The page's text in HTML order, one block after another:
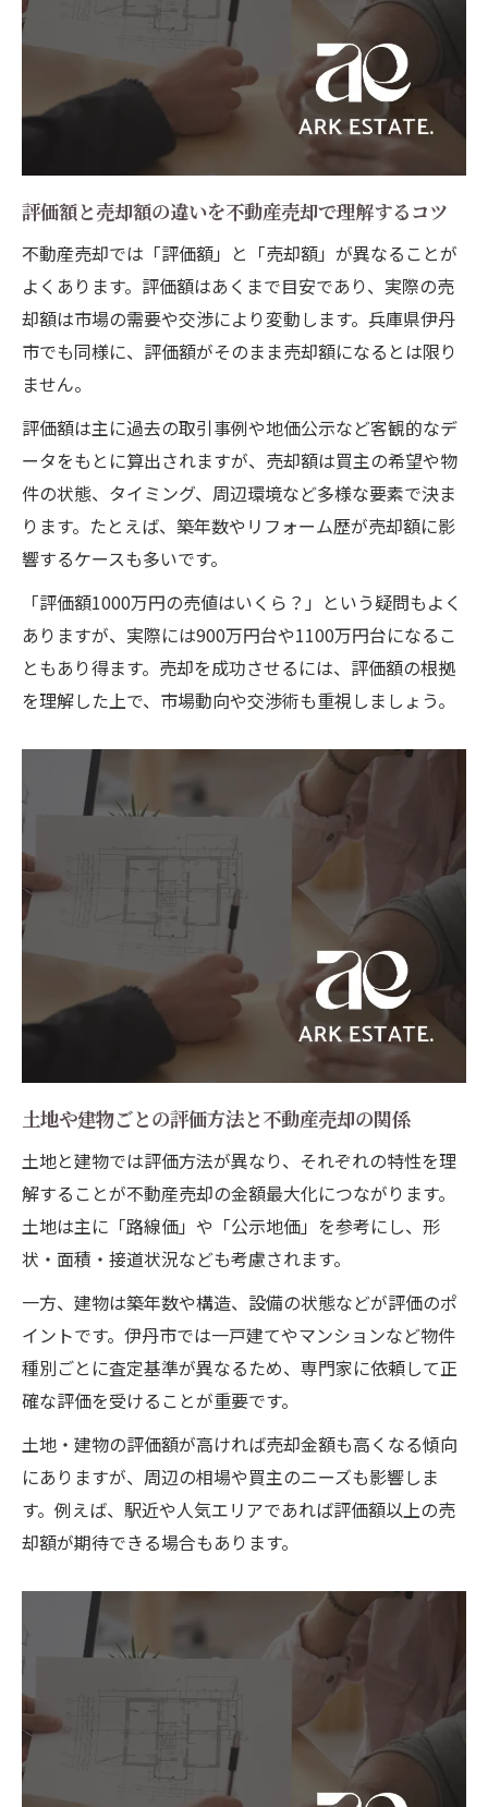
評価額と売却額の違いを不動産売却で理解するコツ
不動産売却では「評価額」と「売却額」が異なることが
よくあります。評価額はあくまで目安であり、実際の売
却額は市場の需要や交渉により変動します。兵庫県伊丹
市でも同様に、評価額がそのまま売却額になるとは限り
ません。
評価額は主に過去の取引事例や地価公示など客観的なデ
ータをもとに算出されますが、売却額は買主の希望や物
件の状態、タイミング、周辺環境など多様な要素で決ま
ります。たとえば、築年数やリフォーム歴が売却額に影
響するケースも多いです。
「評価額1000万円の売値はいくら？」という疑問もよく
ありますが、実際には900万円台や1100万円台になるこ
ともあり得ます。売却を成功させるには、評価額の根拠
を理解した上で、市場動向や交渉術も重視しましょう。
土地や建物ごとの評価方法と不動産売却の関係
土地と建物では評価方法が異なり、それぞれの特性を理
解することが不動産売却の金額最大化につながります。
土地は主に「路線価」や「公示地価」を参考にし、形
状・面積・接道状況なども考慮されます。
一方、建物は築年数や構造、設備の状態などが評価のポ
イントです。伊丹市では一戸建てやマンションなど物件
種別ごとに査定基準が異なるため、専門家に依頼して正
確な評価を受けることが重要です。
土地・建物の評価額が高ければ売却金額も高くなる傾向
にありますが、周辺の相場や買主のニーズも影響しま
す。例えば、駅近や人気エリアであれば評価額以上の売
却額が期待できる場合もあります。